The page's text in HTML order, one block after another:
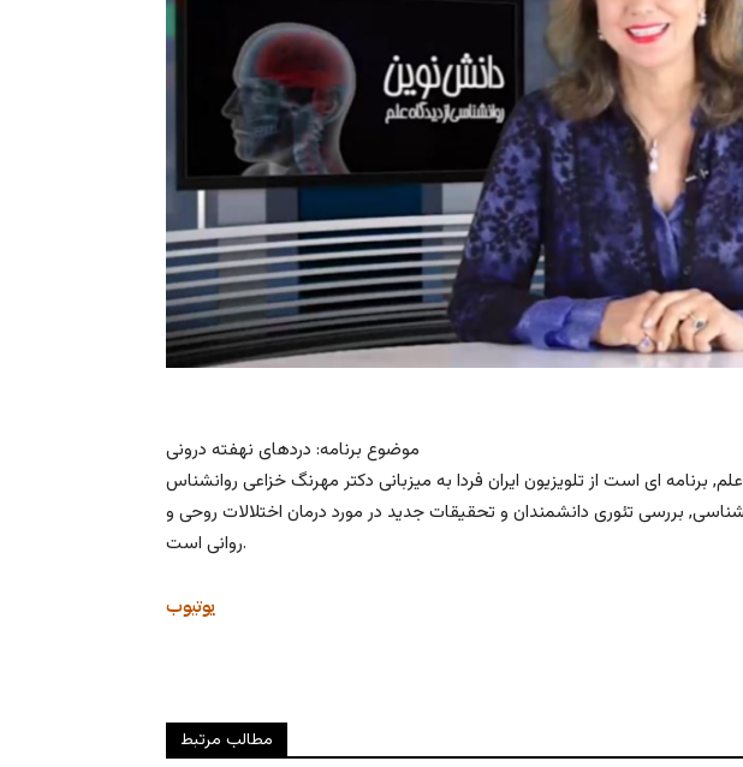
موضوع برنامه: دردهای نهفته درونی
برنامه ای است از تلویزیون ایران فردا به میزبانی دکتر مهرنگ خزاعی روانشناس
بررسی تئوری دانشمندان و تحقیقات جدید در مورد درمان اختلالات روحی و
روانی است.
یوتیوب
مطالب مرتبط